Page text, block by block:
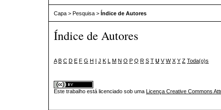
Capa > Pesquisa > Índice de Autores
Índice de Autores
A B C D E F G H I J K L M N O P Q R S T U V W X Y Z Toda(o)s
Este trabalho está licenciado sob uma Licença Creative Commons